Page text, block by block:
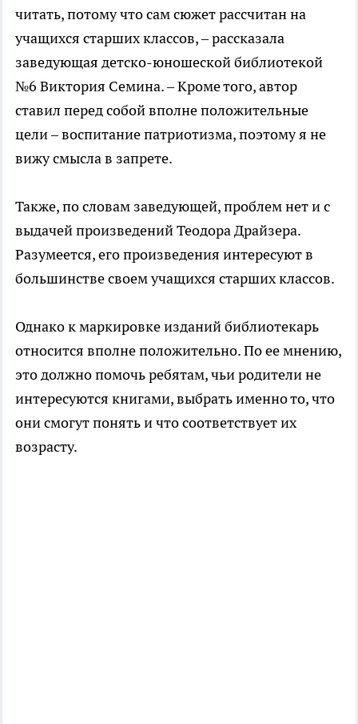
читать, потому что сам сюжет рассчитан на
учащихся старших классов, – рассказала
заведующая детско-юношеской библиотекой
№6 Виктория Семина. – Кроме того, автор
ставил перед собой вполне положительные
цели – воспитание патриотизма, поэтому я не
вижу смысла в запрете.
Также, по словам заведующей, проблем нет и с
выдачей произведений Теодора Драйзера.
Разумеется, его произведения интересуют в
большинстве своем учащихся старших классов.
Однако к маркировке изданий библиотекарь
относится вполне положительно. По ее мнению,
это должно помочь ребятам, чьи родители не
интересуются книгами, выбрать именно то, что
они смогут понять и что соответствует их
возрасту.